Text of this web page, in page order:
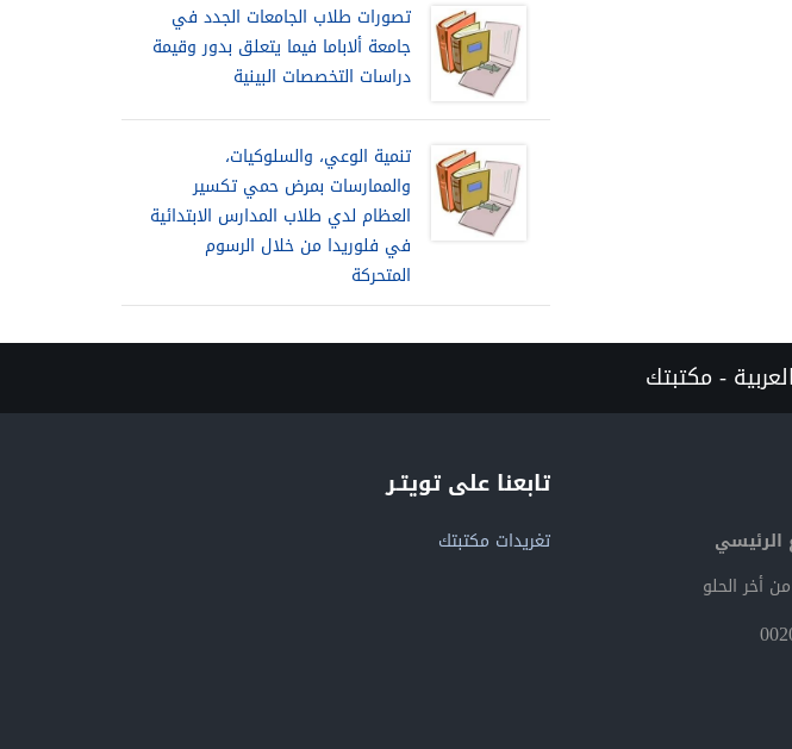
تصورات طلاب الجامعات الجدد في
جامعة ألاباما فيما يتعلق بدور وقيمة
دراسات التخصصات البينية
تنمية الوعي، والسلوكيات،
والممارسات بمرض حمي تكسير
العظام لدي طلاب المدارس الابتدائية
في فلوريدا من خلال الرسوم
المتحركة
- مكتبتك
الرئيسي
أخر الحلو
تابعنا على تويتـر
تغريدات مكتبتك